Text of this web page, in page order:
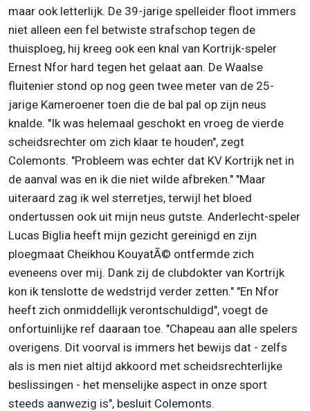
maar ook letterlijk. De 39-jarige spelleider floot immers
niet alleen een fel betwiste strafschop tegen de
thuisploeg, hij kreeg ook een knal van Kortrijk-speler
Ernest Nfor hard tegen het gelaat aan. De Waalse
fluitenier stond op nog geen twee meter van de 25-
jarige Kameroener toen die de bal pal op zijn neus
knalde. "Ik was helemaal geschokt en vroeg de vierde
scheidsrechter om zich klaar te houden", zegt
Colemonts. "Probleem was echter dat KV Kortrijk net in
de aanval was en ik die niet wilde afbreken." "Maar
uiteraard zag ik wel sterretjes, terwijl het bloed
ondertussen ook uit mijn neus gutste. Anderlecht-speler
Lucas Biglia heeft mijn gezicht gereinigd en zijn
ploegmaat Cheikhou KouyatÃ© ontfermde zich
eveneens over mij. Dank zij de clubdokter van Kortrijk
kon ik tenslotte de wedstrijd verder zetten." "En Nfor
heeft zich onmiddellijk verontschuldigd", voegt de
onfortuinlijke ref daaraan toe. "Chapeau aan alle spelers
overigens. Dit voorval is immers het bewijs dat - zelfs
als is men niet altijd akkoord met scheidsrechterlijke
beslissingen - het menselijke aspect in onze sport
steeds aanwezig is", besluit Colemonts.